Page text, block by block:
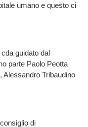
umano e questo ci
guidato dal
parte Paolo Peotta
Tribaudino
di